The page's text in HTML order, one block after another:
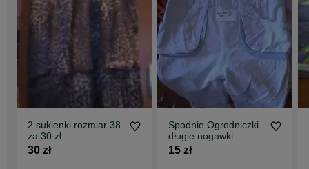
2 sukienki rozmiar 38
za 30 zł.
30 zł
Spodnie Ogrodniczki
długie nogawki
15 zł